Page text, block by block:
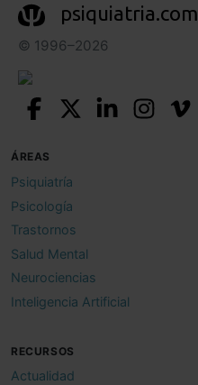
psiquiatria.com
© 1996–2026
ÁREAS
Psiquiatría
Psicología
Trastornos
Salud Mental
Neurociencias
Inteligencia Artificial
RECURSOS
Actualidad